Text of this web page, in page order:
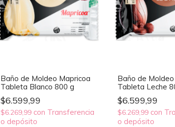
Baño de Moldeo Mapricoa
Tableta Blanco 800 g
$6.599,99
$6.269,99 con Transferencia
o depósito
Baño de
Tableta Leche
$6.599,99
$6.269,99 con
o depósito